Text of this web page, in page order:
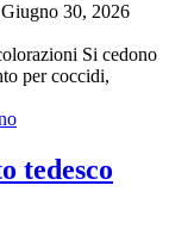
Giugno 30, 2026
Si cedono
per coccidi,
tedesco